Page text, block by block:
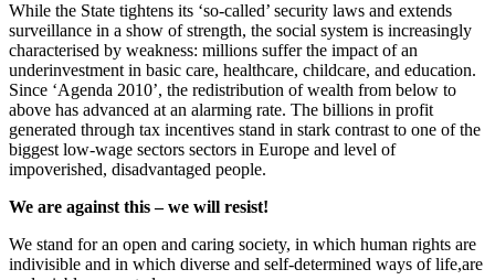
While the State tightens its ‘so-called’ security laws and extends
surveillance in a show of strength, the social system is increasingly
characterised by weakness: millions suffer the impact of an
underinvestment in basic care, healthcare, childcare, and education.
Since ‘Agenda 2010’, the redistribution of wealth from below to
above has advanced at an alarming rate. The billions in profit
generated through tax incentives stand in stark contrast to one of the
biggest low-wage sectors sectors in Europe and level of
impoverished, disadvantaged people.
We are against this – we will resist!
We stand for an open and caring society, in which human rights are
indivisible and in which diverse and self-determined ways of life,are